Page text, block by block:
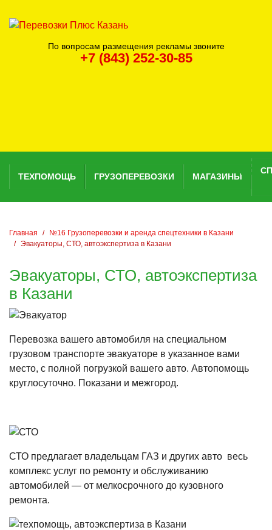
По вопросам размещения рекламы звоните
+7 (843) 252-30-85
ТЕХПОМОЩЬ ГРУЗОПЕРЕВОЗКИ МАГАЗИНЫ
Главная
№16 Грузоперевозки и аренда спецтехники в Казани
Эвакуаторы, СТО, автоэкспертиза в Казани
Эвакуаторы, СТО, автоэкспертиза
в Казани
Перевозка вашего автомобиля на специальном
грузовом транспорте эвакуаторе в указанное вами
место, с полной погрузкой вашего авто. Автопомощь
круглосуточно. Показани и межгород.
СТО предлагает владельцам ГАЗ и других авто весь
комплекс услуг по ремонту и обслуживанию
автомобилей — от мелкосрочного до кузовного
ремонта.